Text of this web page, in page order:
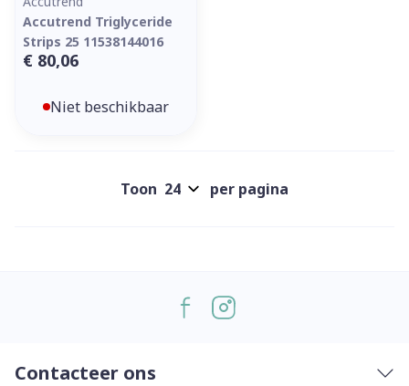
Accutrend Triglyceride
Strips 25 11538144016
€ 80,06
Niet beschikbaar
Toon per pagina
Contacteer ons